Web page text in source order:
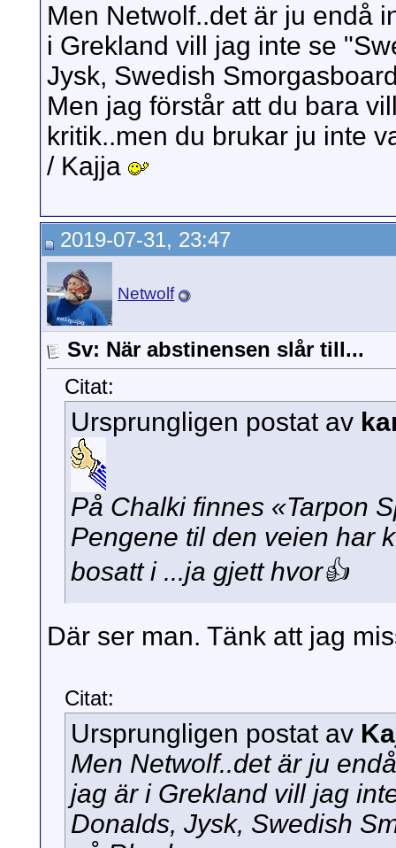
Men Netwolf..det är ju endå
i Grekland vill jag inte se
Jysk, Swedish
Men jag förstår att du bara
kritik..men du brukar ju inte
/ Kajja
2019-07-31, 23:47
Netwolf
Sv: När abstinensen slår till...
Citat:
Ursprungligen postat av
På Chalki finnes «Tarpon
Pengene til den veien har
bosatt i ...ja gjett hvor👍
Där ser man. Tänk att jag
Citat:
Ursprungligen postat av
Men Netwolf..det är ju
jag är i Grekland vill jag
Donalds, Jysk, Swedish